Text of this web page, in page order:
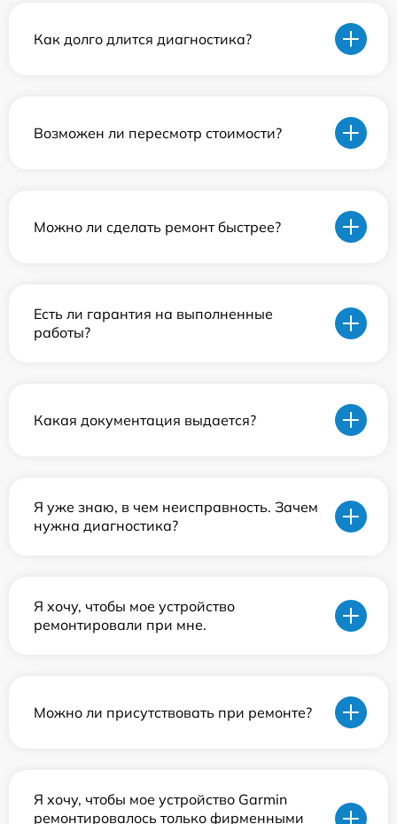
Как долго длится диагностика?
Возможен ли пересмотр стоимости?
Можно ли сделать ремонт быстрее?
Есть ли гарантия на выполненные
работы?
Какая документация выдается?
Я уже знаю, в чем неисправность. Зачем
нужна диагностика?
Я хочу, чтобы мое устройство
ремонтировали при мне.
Можно ли присутствовать при ремонте?
Я хочу, чтобы мое устройство Garmin
ремонтировалось только фирменными